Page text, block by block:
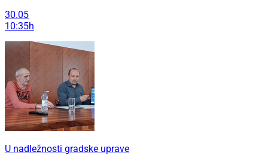
30.05
10:35h
U nadležnosti gradske uprave